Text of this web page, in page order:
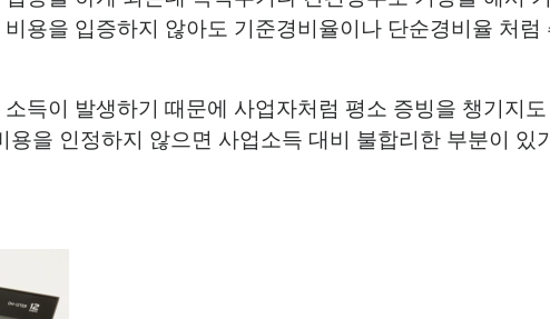
용을 입증하지 않아도 기준경비율이나 단순경비율 처
득이 발생하기 때문에 사업자처럼 평소 증빙을 챙기지
용을 인정하지 않으면 사업소득 대비 불합리한 부분이